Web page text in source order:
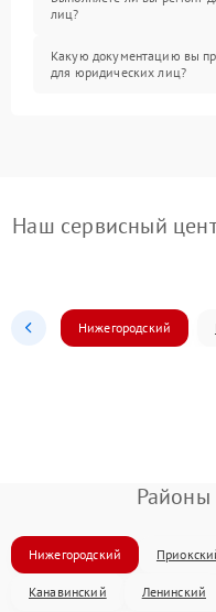
лиц?
Какую документацию вы
для юридических лиц?
Наш сервисный
Нижегородский
Районы
Нижегородский
Канавинский Ленинский